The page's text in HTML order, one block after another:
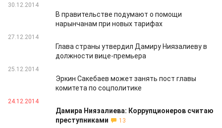
30.12.2014
В правительстве подумают о помощи
нарынчанам при новых тарифах
27.12.2014
Глава страны утвердил Дамиру Ниязалиеву в
должности вице-премьера
25.12.2014
Эркин Сакебаев может занять пост главы
комитета по соцполитике
24.12.2014
Дамира Ниязалиева: Коррупционеров считаю
преступниками
13